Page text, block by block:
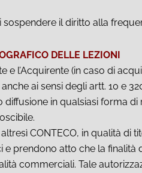
sospendere il diritto alla
DELLE LEZIONI
e l’Acquirente (in caso di
ai sensi degli artt. 10 e
in qualsiasi forma
CONTECO, in qualità
e prendono atto che la
commerciali. Tale